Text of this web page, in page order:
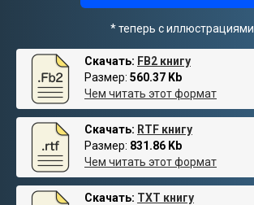
* теперь с иллюстрациями
Скачать: FB2 книгу
Размер: 560.37 Kb
Чем читать этот формат
Скачать: RTF книгу
Размер: 831.86 Kb
Чем читать этот формат
Скачать: TXT книгу